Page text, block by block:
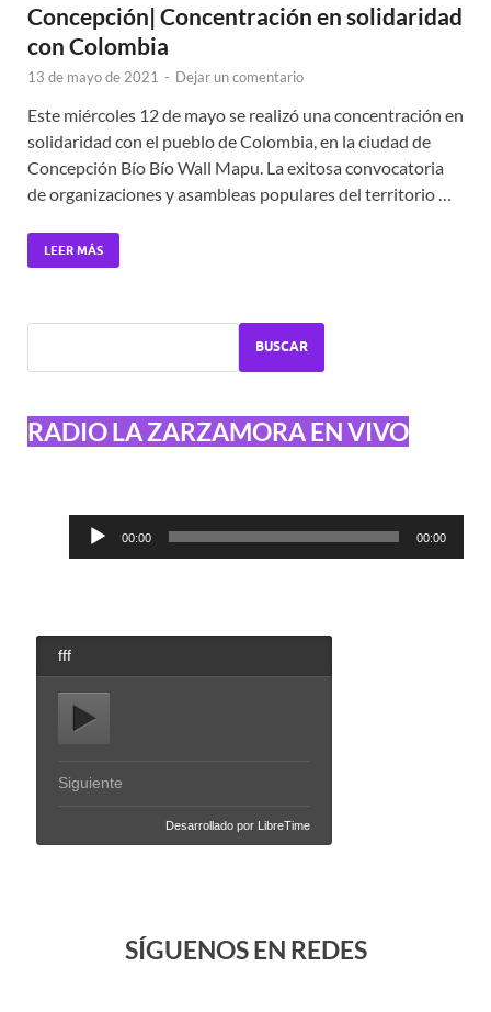
Concepción| Concentración en solidaridad
con Colombia
13 de mayo de 2021 - Dejar un comentario
Este miércoles 12 de mayo se realizó una concentración en
solidaridad con el pueblo de Colombia, en la ciudad de
Concepción Bío Bío Wall Mapu. La exitosa convocatoria
de organizaciones y asambleas populares del territorio …
LEER MÁS
BUSCAR
RADIO LA ZARZAMORA EN VIVO
Reproductor
00:00 00:00
SÍGUENOS EN REDES